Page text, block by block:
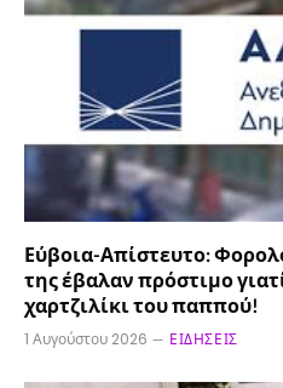
Εύβοια-Απίστευτο:
της έβαλαν πρόστιμο
χαρτζιλίκι του παππού!
1 Αυγούστου 2026 ΕΙΔΉΣΕΙΣ